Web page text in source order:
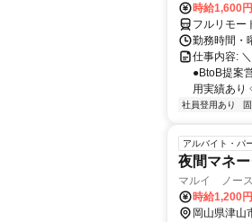
時給1,600
フルリモー
勤務時間・
仕事内容:
●BtoB提案
用実績あ
社員登用あり
アルバイト・パ
夜間マネ
マルイ ノー
時給1,200円
岡山県津山